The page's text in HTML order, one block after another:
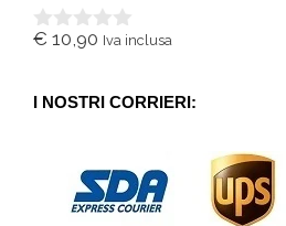
0
5
€ 10,90 Iva inclusa
I NOSTRI CORRIERI: